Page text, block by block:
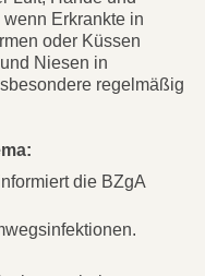
Erkrankte in
oder Küssen
Niesen in
regelmäßig
die BZgA